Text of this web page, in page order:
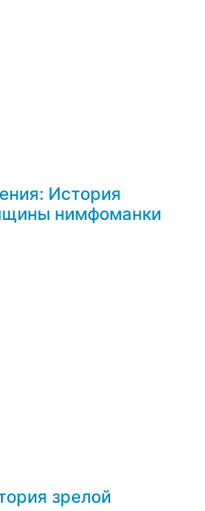
История
нимфоманки
зрелой